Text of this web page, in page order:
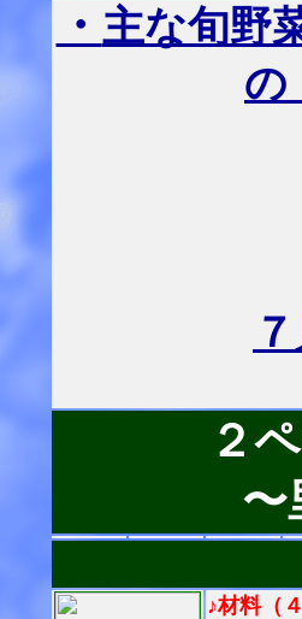
・ 主な旬野
の
２
〜
♪材料（